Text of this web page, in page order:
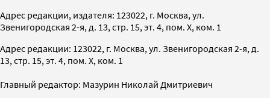
Адрес редакции, издателя: 123022, г. Москва, ул.
Звенигородская 2-я, д. 13, стр. 15, эт. 4, пом. X, ком. 1
Адрес редакции: 123022, г. Москва, ул. Звенигородская 2-я, д.
13, стр. 15, эт. 4, пом. X, ком. 1
Главный редактор: Мазурин Николай Дмитриевич